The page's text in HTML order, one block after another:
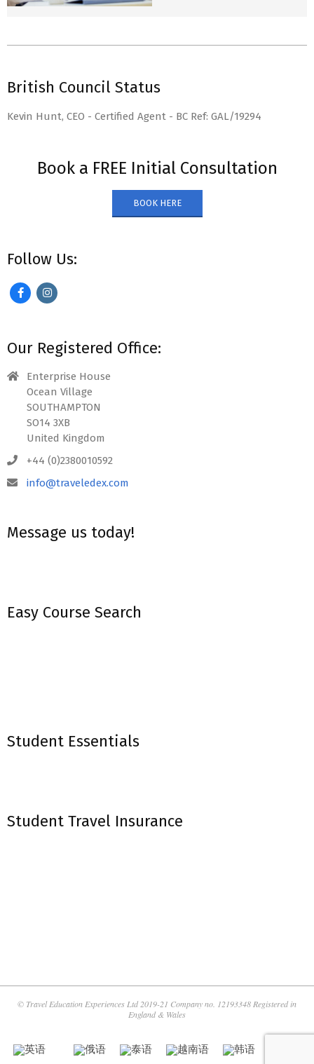
British Council Status
Kevin Hunt, CEO - Certified Agent - BC Ref: GAL/19294
Book a FREE Initial Consultation
BOOK HERE
Follow Us:
Our Registered Office:
Enterprise House
Ocean Village
SOUTHAMPTON
SO14 3XB
United Kingdom
+44 (0)2380010592
info@traveledex.com
Message us today!
Easy Course Search
Student Essentials
Student Travel Insurance
© Travel Education Experiences Ltd 2019-21 Company no. 12193348 Registered in
England & Wales